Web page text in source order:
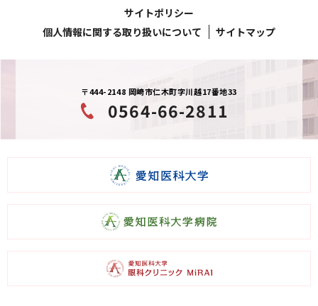
サイトポリシー
個人情報に関する取り扱いについて
サイトマップ
〒444-2148 岡崎市仁木町字川越17番地33
0564-66-2811